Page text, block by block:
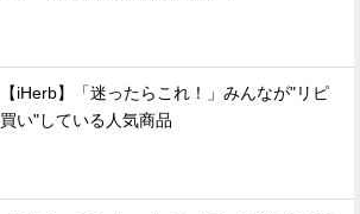
【iHerb】「迷ったらこれ！」みんなが"リピ
買い"している人気商品